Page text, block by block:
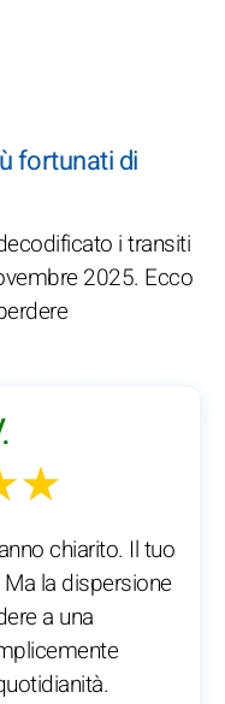
fortunati di
i transiti
2025. Ecco
chiarito. Il tuo
la dispersione
a una